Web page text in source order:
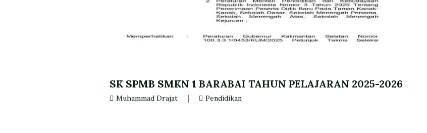
SK SPMB SMKN 1 BARABAI TAHUN PELAJARAN 2025-2026
Muhammad Drajat | Pendidikan